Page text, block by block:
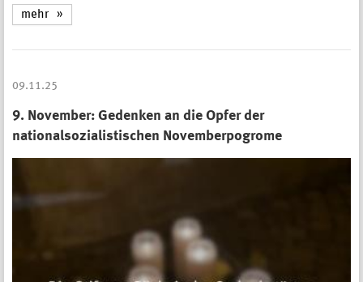
mehr
09.11.25
9. November: Gedenken an die Opfer der
nationalsozialistischen Novemberpogrome